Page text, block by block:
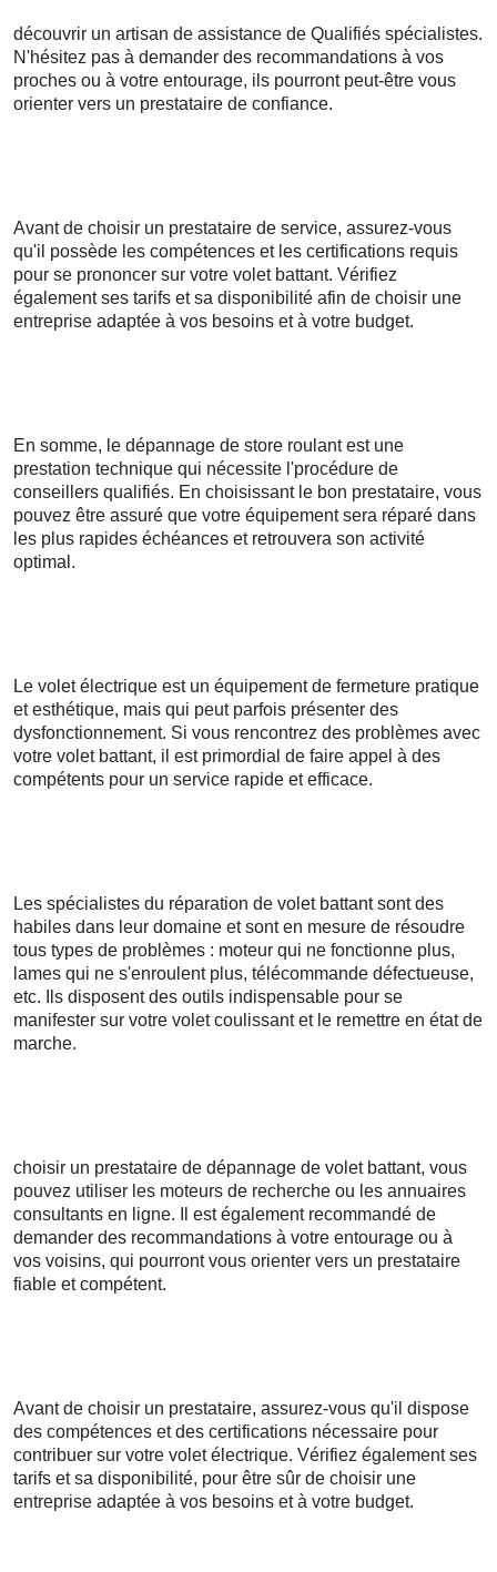
découvrir un artisan de assistance de Qualifiés spécialistes.
N'hésitez pas à demander des recommandations à vos
proches ou à votre entourage, ils pourront peut-être vous
orienter vers un prestataire de confiance.
Avant de choisir un prestataire de service, assurez-vous
qu'il possède les compétences et les certifications requis
pour se prononcer sur votre volet battant. Vérifiez
également ses tarifs et sa disponibilité afin de choisir une
entreprise adaptée à vos besoins et à votre budget.
En somme, le dépannage de store roulant est une
prestation technique qui nécessite l'procédure de
conseillers qualifiés. En choisissant le bon prestataire, vous
pouvez être assuré que votre équipement sera réparé dans
les plus rapides échéances et retrouvera son activité
optimal.
Le volet électrique est un équipement de fermeture pratique
et esthétique, mais qui peut parfois présenter des
dysfonctionnement. Si vous rencontrez des problèmes avec
votre volet battant, il est primordial de faire appel à des
compétents pour un service rapide et efficace.
Les spécialistes du réparation de volet battant sont des
habiles dans leur domaine et sont en mesure de résoudre
tous types de problèmes : moteur qui ne fonctionne plus,
lames qui ne s'enroulent plus, télécommande défectueuse,
etc. Ils disposent des outils indispensable pour se
manifester sur votre volet coulissant et le remettre en état de
marche.
choisir un prestataire de dépannage de volet battant, vous
pouvez utiliser les moteurs de recherche ou les annuaires
consultants en ligne. Il est également recommandé de
demander des recommandations à votre entourage ou à
vos voisins, qui pourront vous orienter vers un prestataire
fiable et compétent.
Avant de choisir un prestataire, assurez-vous qu'il dispose
des compétences et des certifications nécessaire pour
contribuer sur votre volet électrique. Vérifiez également ses
tarifs et sa disponibilité, pour être sûr de choisir une
entreprise adaptée à vos besoins et à votre budget.